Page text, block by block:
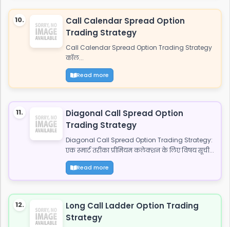
10.
Call Calendar Spread Option
Trading Strategy
Call Calendar Spread Option Trading Strategy
कॉल...
Read more
11.
Diagonal Call Spread Option
Trading Strategy
Diagonal Call Spread Option Trading Strategy:
एक स्मार्ट तरीका प्रीमियम कलेक्शन के लिए विषय सूची...
Read more
12.
Long Call Ladder Option Trading
Strategy